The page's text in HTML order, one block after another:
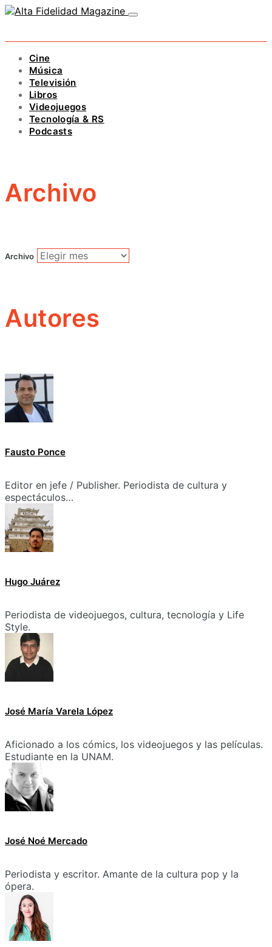
Cine
Música
Televisión
Libros
Videojuegos
Tecnología & RS
Podcasts
Archivo
Archivo
Autores
Fausto Ponce
Editor en jefe / Publisher. Periodista de cultura y
espectáculos…
Hugo Juárez
Periodista de videojuegos, cultura, tecnología y Life
Style.
José María Varela López
Aficionado a los cómics, los videojuegos y las películas.
Estudiante en la UNAM.
José Noé Mercado
Periodista y escritor. Amante de la cultura pop y la
ópera.